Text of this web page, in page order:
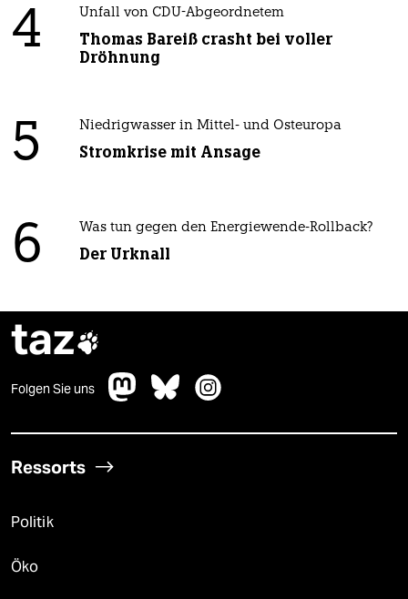
4 Unfall von CDU-Abgeordnetem
Thomas Bareiß crasht bei voller
Dröhnung
5 Niedrigwasser in Mittel- und Osteuropa
Stromkrise mit Ansage
6 Was tun gegen den Energiewende-Rollback?
Der Urknall
taz
Folgen Sie uns
Ressorts
Politik
Öko